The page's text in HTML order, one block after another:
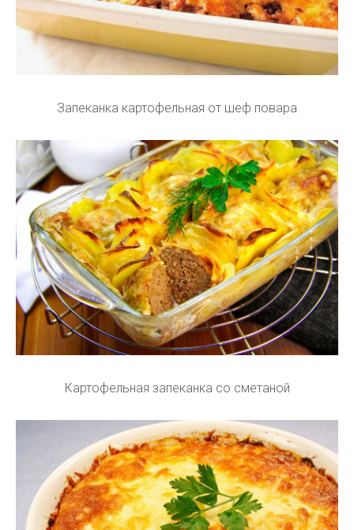
Запеканка картофельная от шеф повара
Картофельная запеканка со сметаной